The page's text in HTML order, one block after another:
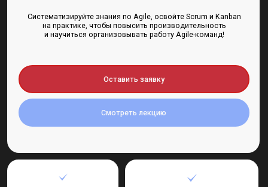
Оптимальная длительность
для погружения без отрыва
от работы
с комплексной
Смотреть лекцию
а не просто пассивное прослушивание теории